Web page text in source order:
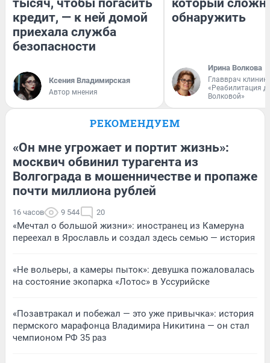
тысяч, чтобы погасить
кредит, — к ней домой
приехала служба
безопасности
Ксения Владимирская
Автор мнения
который
обнаружить
Ирина Волкова
Главврач
«Реабилитация
Волковой»
РЕКОМЕНДУЕМ
«Он мне угрожает и портит жизнь»:
москвич обвинил турагента из
Волгограда в мошенничестве и пропаже
почти миллиона рублей
16 часов 9 544 20
«Мечтал о большой жизни»: иностранец из Камеруна
переехал в Ярославль и создал здесь семью — история
«Не вольеры, а камеры пыток»: девушка пожаловалась
на состояние экопарка «Лотос» в Уссурийске
«Позавтракал и побежал — это уже привычка»: история
пермского марафонца Владимира Никитина — он стал
чемпионом РФ 35 раз